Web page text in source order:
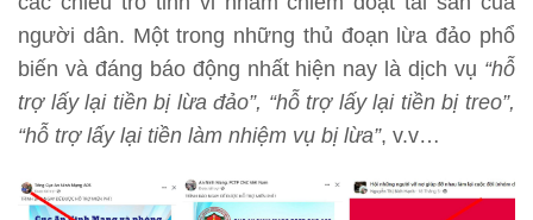
người dân. Một trong những thủ đoạn lừa đảo phổ
biến và đáng báo động nhất hiện nay là dịch vụ “hỗ
trợ lấy lại tiền bị lừa đảo”, “hỗ trợ lấy lại tiền bị treo”,
“hỗ trợ lấy lại tiền làm nhiệm vụ bị lừa”, v.v…